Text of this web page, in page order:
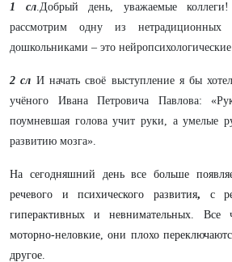
1 сл.Добрый день, уважаемые
рассмотрим одну из нетрадиционных
дошкольниками – это
2 сл И начать своё выступление я бы
учёного Ивана Петровича Павлова:
поумневшая голова учит руки, а умелые
развитию мозга».
На сегодняшний день все больше
речевого и психического развития, с
гиперактивных и невнимательных. Все
моторно-неловкие, они плохо
другое.